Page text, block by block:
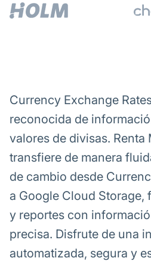
Currency Exchange
reconocida de
valores de divisas. Renta
transfiere de manera
de cambio desde
a Google Cloud Storage,
y reportes con
precisa. Disfrute de una
automatizada, segura y